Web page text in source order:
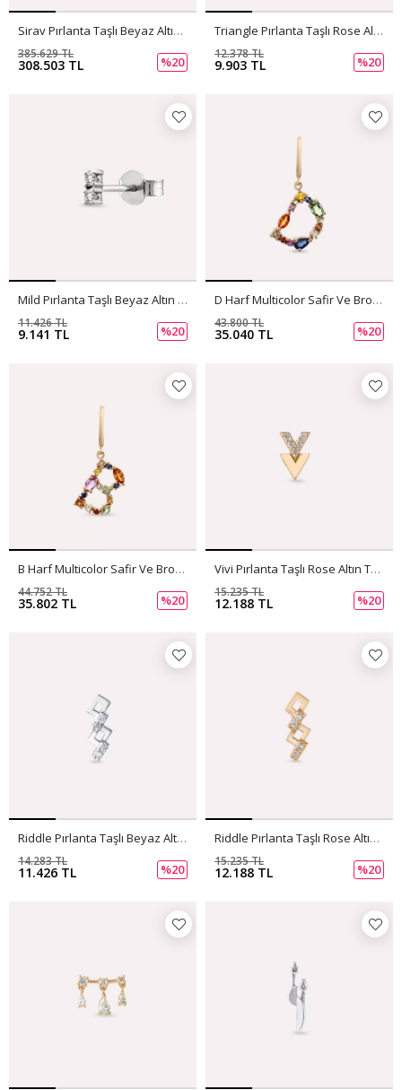
Sirav Pırlanta Taşlı Beyaz Altın Küpe
308.503 TL
385.629 TL
%20
Triangle Pırlanta Taşlı Rose Altın Mini Tek Küpe
9.903 TL
12.378 TL
%20
Mild Pırlanta Taşlı Beyaz Altın Tek Küpe
9.141 TL
11.426 TL
%20
D Harf Multicolor Safir Ve Brown Pırlanta Taşlı Tek Küpe
35.040 TL
43.800 TL
%20
B Harf Multicolor Safir Ve Brown Pırlanta Taşlı Tek Küpe
35.802 TL
44.752 TL
%20
Vivi Pırlanta Taşlı Rose Altın Tek Küpe
12.188 TL
15.235 TL
%20
Riddle Pırlanta Taşlı Beyaz Altın Tek Küpe
11.426 TL
14.283 TL
%20
Riddle Pırlanta Taşlı Rose Altın Tek Küpe
12.188 TL
15.235 TL
%20